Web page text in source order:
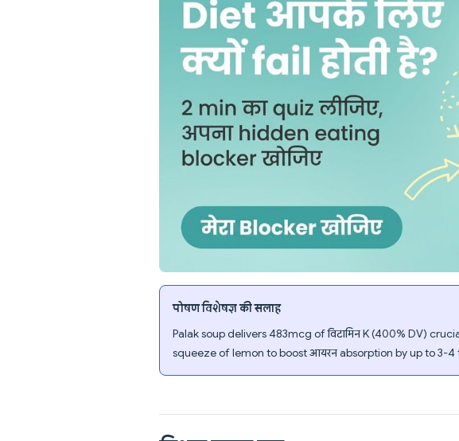
पोषण विशेषज्ञ की सलाह
Palak soup delivers 483mcg of विटामिन K (400% DV)
squeeze of lemon to boost आयरन absorption by up to 3-4